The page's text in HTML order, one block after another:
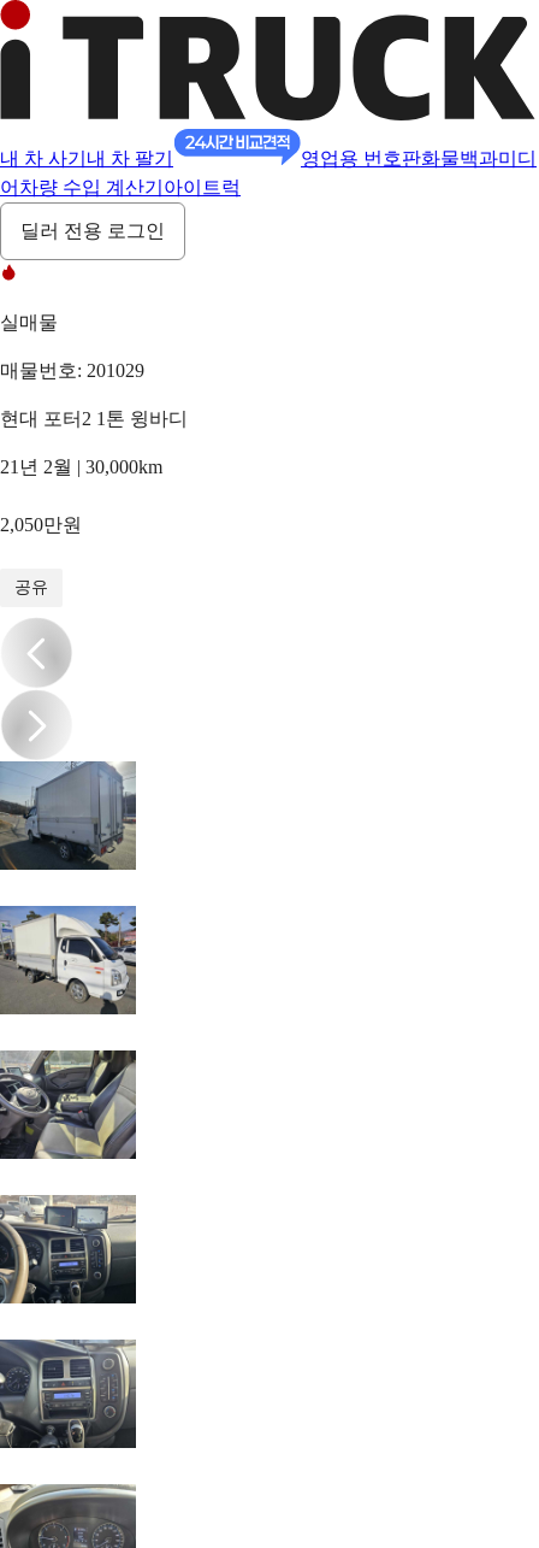
내 차 사기 내 차 팔기 영업용 번호판화물백과미디
어 차량 수입 계산기 아이트럭
딜러 전용 로그인
실매물
매물번호: 201029
현대 포터2 1톤 윙바디
21년 2월 | 30,000km
2,050만원
공유
/10